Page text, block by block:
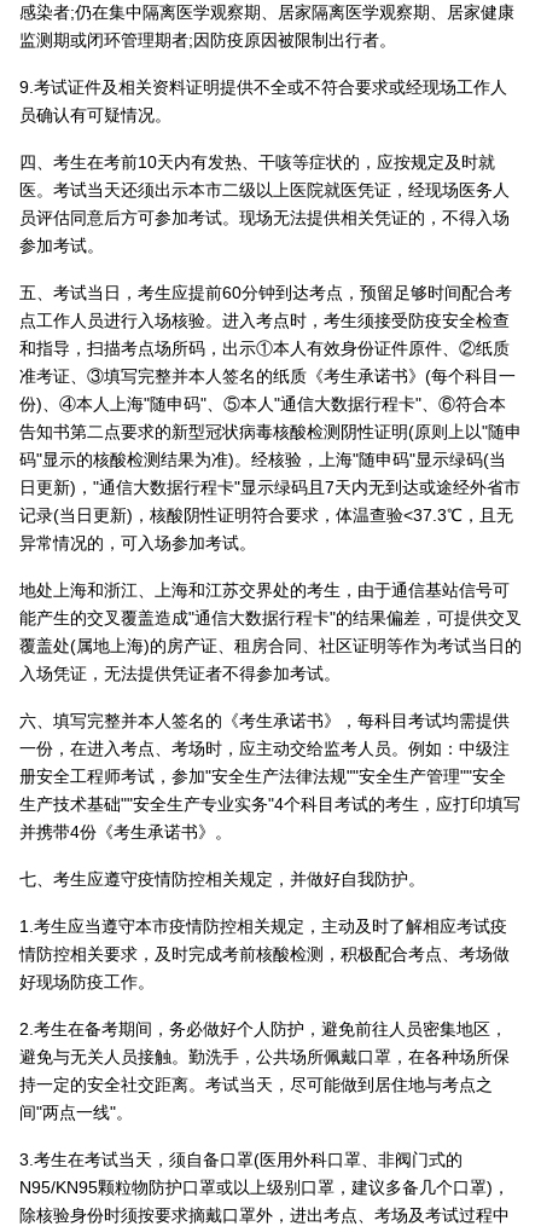
感染者;仍在集中隔离医学观察期、居家隔离医学观察期、居家健康
监测期或闭环管理期者;因防疫原因被限制出行者。
9.考试证件及相关资料证明提供不全或不符合要求或经现场工作人
员确认有可疑情况。
四、考生在考前10天内有发热、干咳等症状的，应按规定及时就
医。考试当天还须出示本市二级以上医院就医凭证，经现场医务人
员评估同意后方可参加考试。现场无法提供相关凭证的，不得入场
参加考试。
五、考试当日，考生应提前60分钟到达考点，预留足够时间配合考
点工作人员进行入场核验。进入考点时，考生须接受防疫安全检查
和指导，扫描考点场所码，出示①本人有效身份证件原件、②纸质
准考证、③填写完整并本人签名的纸质《考生承诺书》(每个科目一
份)、④本人上海"随申码"、⑤本人"通信大数据行程卡"、⑥符合本
告知书第二点要求的新型冠状病毒核酸检测阴性证明(原则上以"随申
码"显示的核酸检测结果为准)。经核验，上海"随申码"显示绿码(当
日更新)，"通信大数据行程卡"显示绿码且7天内无到达或途经外省市
记录(当日更新)，核酸阴性证明符合要求，体温查验<37.3℃，且无
异常情况的，可入场参加考试。
地处上海和浙江、上海和江苏交界处的考生，由于通信基站信号可
能产生的交叉覆盖造成"通信大数据行程卡"的结果偏差，可提供交叉
覆盖处(属地上海)的房产证、租房合同、社区证明等作为考试当日的
入场凭证，无法提供凭证者不得参加考试。
六、填写完整并本人签名的《考生承诺书》，每科目考试均需提供
一份，在进入考点、考场时，应主动交给监考人员。例如：中级注
册安全工程师考试，参加"安全生产法律法规""安全生产管理""安全
生产技术基础""安全生产专业实务"4个科目考试的考生，应打印填写
并携带4份《考生承诺书》。
七、考生应遵守疫情防控相关规定，并做好自我防护。
1.考生应当遵守本市疫情防控相关规定，主动及时了解相应考试疫
情防控相关要求，及时完成考前核酸检测，积极配合考点、考场做
好现场防疫工作。
2.考生在备考期间，务必做好个人防护，避免前往人员密集地区，
避免与无关人员接触。勤洗手，公共场所佩戴口罩，在各种场所保
持一定的安全社交距离。考试当天，尽可能做到居住地与考点之
间"两点一线"。
3.考生在考试当天，须自备口罩(医用外科口罩、非阀门式的
N95/KN95颗粒物防护口罩或以上级别口罩，建议多备几个口罩)，
除核验身份时须按要求摘戴口罩外，进出考点、考场及考试过程中